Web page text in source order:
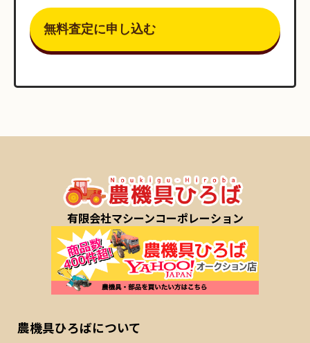
有限会社マシーンコーポレーション
農機具ひろばについて